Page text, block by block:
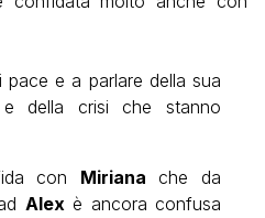
pace e a parlare della sua
e della crisi che stanno
con Miriana che da
Alexè ancora confusa